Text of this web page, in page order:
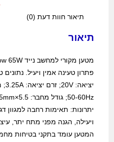
תיאור חוות דעת (0)
תיאור
ויעילה, הגנה מפני מתח יתר,
המטען עומד בתקני בטיחות